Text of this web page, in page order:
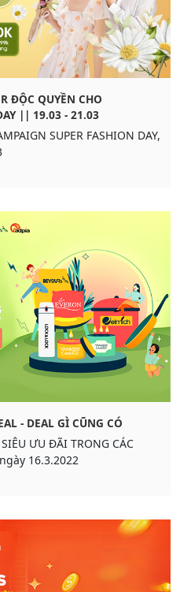
ĐỘC QUYỀN CHO
|| 19.03 - 21.03
SUPER FASHION DAY,
- DEAL GÌ CŨNG CÓ
ƯU ĐÃI TRONG CÁC
Duy nhất ngày 16.3.2022